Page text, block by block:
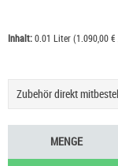
Inhalt:0.01 Liter (1.090,00
Zubehör direkt
Basis Liquid VPG
Nikotin Shot 20
MENGE